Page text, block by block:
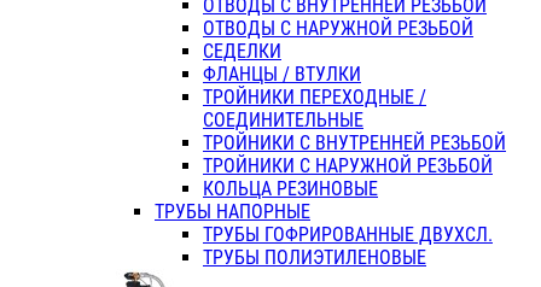
ОТВОДЫ С ВНУТРЕННЕЙ РЕЗЬБОЙ
ОТВОДЫ С НАРУЖНОЙ РЕЗЬБОЙ
СЕДЕЛКИ
ФЛАНЦЫ / ВТУЛКИ
ТРОЙНИКИ ПЕРЕХОДНЫЕ /
СОЕДИНИТЕЛЬНЫЕ
ТРОЙНИКИ С ВНУТРЕННЕЙ РЕЗЬБОЙ
ТРОЙНИКИ С НАРУЖНОЙ РЕЗЬБОЙ
КОЛЬЦА РЕЗИНОВЫЕ
ТРУБЫ НАПОРНЫЕ
ТРУБЫ ГОФРИРОВАННЫЕ ДВУХСЛ.
ТРУБЫ ПОЛИЭТИЛЕНОВЫЕ